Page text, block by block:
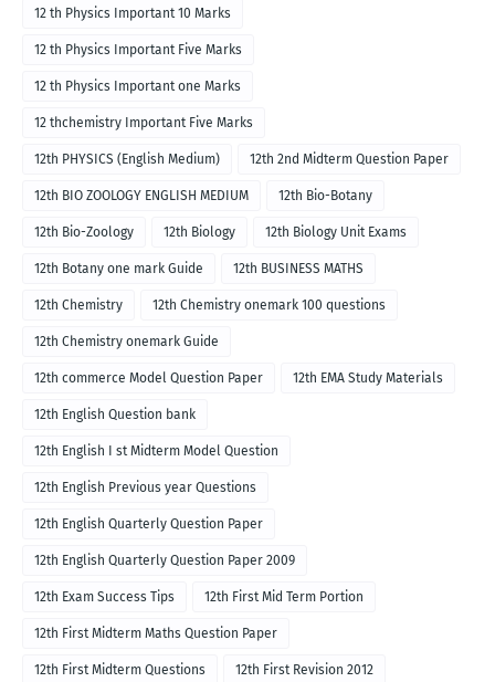
12 th Physics Important 10 Marks
12 th Physics Important Five Marks
12 th Physics Important one Marks
12 thchemistry Important Five Marks
12th PHYSICS (English Medium) 12th 2nd Midterm Question Paper
12th BIO ZOOLOGY ENGLISH MEDIUM 12th Bio-Botany
12th Bio-Zoology 12th Biology 12th Biology Unit Exams
12th Botany one mark Guide 12th BUSINESS MATHS
12th Chemistry 12th Chemistry onemark 100 questions
12th Chemistry onemark Guide
12th commerce Model Question Paper 12th EMA Study Materials
12th English Question bank
12th English I st Midterm Model Question
12th English Previous year Questions
12th English Quarterly Question Paper
12th English Quarterly Question Paper 2009
12th Exam Success Tips 12th First Mid Term Portion
12th First Midterm Maths Question Paper
12th First Midterm Questions 12th First Revision 2012